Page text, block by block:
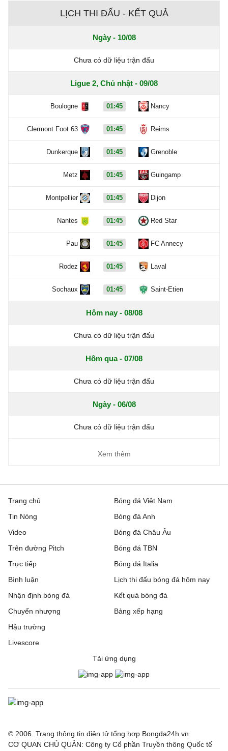
LỊCH THI ĐẤU - KẾT QUẢ
Ngày - 10/08
Chưa có dữ liệu trận đấu
Ligue 2, Chủ nhật - 09/08
Boulogne 01:45 Nancy
Clermont Foot 63 01:45 Reims
Dunkerque 01:45 Grenoble
Metz 01:45 Guingamp
Montpellier 01:45 Dijon
Nantes 01:45 Red Star
Pau 01:45 FC Annecy
Rodez 01:45 Laval
Sochaux 01:45 Saint-Etien
Hôm nay - 08/08
Chưa có dữ liệu trận đấu
Hôm qua - 07/08
Chưa có dữ liệu trận đấu
Ngày - 06/08
Chưa có dữ liệu trận đấu
Xem thêm
Trang chủ
Tin Nóng
Video
Trên đường Pitch
Trực tiếp
Bóng đá Việt Nam
Bóng đá Anh
Bóng đá Châu Âu
Bóng đá TBN
Bóng đá Italia
Bình luận
Nhận định bóng đá
Chuyển nhượng
Hậu trường
Livescore
Lịch thi đấu bóng đá hôm nay
Kết quả bóng đá
Bảng xếp hạng
Tải ứng dụng
© 2006. Trang thông tin điện tử tổng hợp Bongda24h.vn
CƠ QUAN CHỦ QUẢN: Công ty Cổ phần Truyền thông Quốc tế